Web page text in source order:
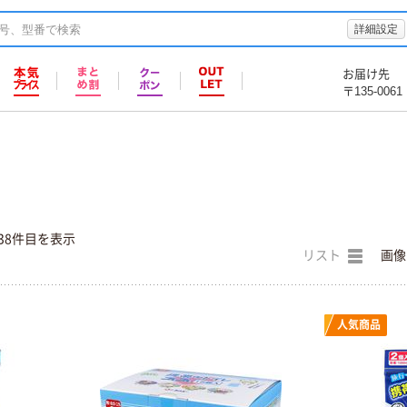
詳細設定
お届け先
〒135-0061
件目を表示
リスト 画像
人気商品